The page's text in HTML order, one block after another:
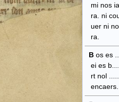
mi nos
ra. ni
uer ni
ra.
B os es
ei es
rt nol